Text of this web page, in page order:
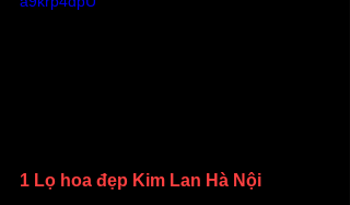
1 Lọ hoa đẹp Kim Lan Hà Nội